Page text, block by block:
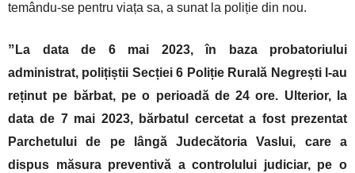
temându-se pentru viața sa, a sunat la poliție din nou.
” La data de 6 mai 2023, în baza probatoriului
administrat, polițiștii Secției 6 Poliție Rurală Negrești l-au
reținut pe bărbat, pe o perioadă de 24 ore. Ulterior, la
data de 7 mai 2023, bărbatul cercetat a fost prezentat
Parchetului de pe lângă Judecătoria Vaslui, care a
dispus măsura preventivă a controlului judiciar, pe o